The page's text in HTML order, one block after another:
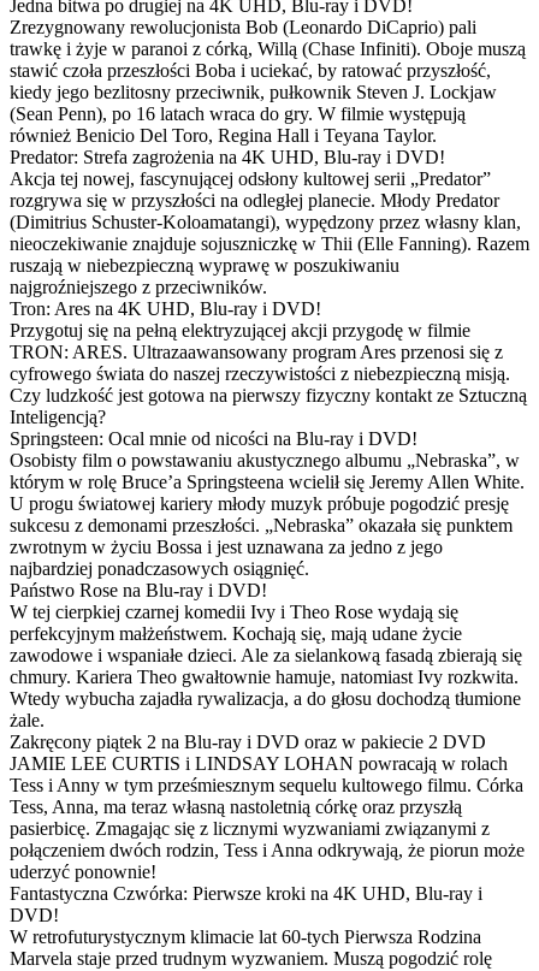
Jedna bitwa po drugiej na 4K UHD, Blu-ray i DVD!
Zrezygnowany rewolucjonista Bob (Leonardo DiCaprio) pali
trawkę i żyje w paranoi z córką, Willą (Chase Infiniti). Oboje muszą
stawić czoła przeszłości Boba i uciekać, by ratować przyszłość,
kiedy jego bezlitosny przeciwnik, pułkownik Steven J. Lockjaw
(Sean Penn), po 16 latach wraca do gry. W filmie występują
również Benicio Del Toro, Regina Hall i Teyana Taylor.
Predator: Strefa zagrożenia na 4K UHD, Blu-ray i DVD!
Akcja tej nowej, fascynującej odsłony kultowej serii „Predator”
rozgrywa się w przyszłości na odległej planecie. Młody Predator
(Dimitrius Schuster-Koloamatangi), wypędzony przez własny klan,
nieoczekiwanie znajduje sojuszniczkę w Thii (Elle Fanning). Razem
ruszają w niebezpieczną wyprawę w poszukiwaniu
najgroźniejszego z przeciwników.
Tron: Ares na 4K UHD, Blu-ray i DVD!
Przygotuj się na pełną elektryzującej akcji przygodę w filmie
TRON: ARES. Ultrazaawansowany program Ares przenosi się z
cyfrowego świata do naszej rzeczywistości z niebezpieczną misją.
Czy ludzkość jest gotowa na pierwszy fizyczny kontakt ze Sztuczną
Inteligencją?
Springsteen: Ocal mnie od nicości na Blu-ray i DVD!
Osobisty film o powstawaniu akustycznego albumu „Nebraska”, w
którym w rolę Bruce’a Springsteena wcielił się Jeremy Allen White.
U progu światowej kariery młody muzyk próbuje pogodzić presję
sukcesu z demonami przeszłości. „Nebraska” okazała się punktem
zwrotnym w życiu Bossa i jest uznawana za jedno z jego
najbardziej ponadczasowych osiągnięć.
Państwo Rose na Blu-ray i DVD!
W tej cierpkiej czarnej komedii Ivy i Theo Rose wydają się
perfekcyjnym małżeństwem. Kochają się, mają udane życie
zawodowe i wspaniałe dzieci. Ale za sielankową fasadą zbierają się
chmury. Kariera Theo gwałtownie hamuje, natomiast Ivy rozkwita.
Wtedy wybucha zajadła rywalizacja, a do głosu dochodzą tłumione
żale.
Zakręcony piątek 2 na Blu-ray i DVD oraz w pakiecie 2 DVD
JAMIE LEE CURTIS i LINDSAY LOHAN powracają w rolach
Tess i Anny w tym prześmiesznym sequelu kultowego filmu. Córka
Tess, Anna, ma teraz własną nastoletnią córkę oraz przyszłą
pasierbicę. Zmagając się z licznymi wyzwaniami związanymi z
połączeniem dwóch rodzin, Tess i Anna odkrywają, że piorun może
uderzyć ponownie!
Fantastyczna Czwórka: Pierwsze kroki na 4K UHD, Blu-ray i
DVD!
W retrofuturystycznym klimacie lat 60-tych Pierwsza Rodzina
Marvela staje przed trudnym wyzwaniem. Muszą pogodzić rolę